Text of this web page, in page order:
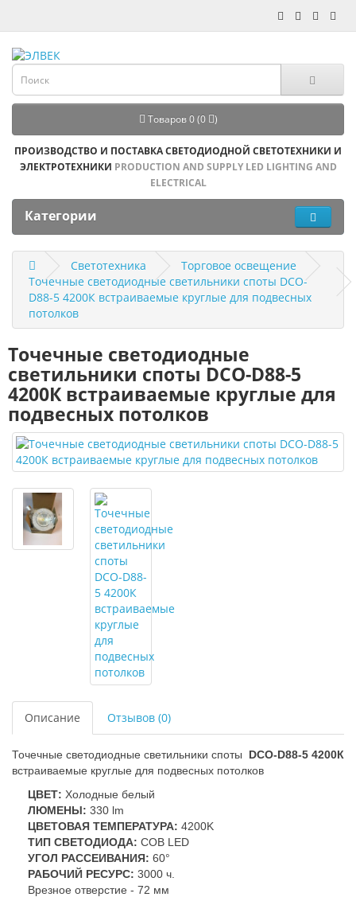
Товаров 0 (0 )
ПРОИЗВОДСТВО И ПОСТАВКА СВЕТОДИОДНОЙ СВЕТОТЕХНИКИ И
ЭЛЕКТРОТЕХНИКИ PRODUCTION AND SUPPLY LED LIGHTING AND
ELECTRICAL
Категории
Светотехника
Торговое освещение
Точечные светодиодные светильники споты DCO-
D88-5 4200К встраиваемые круглые для подвесных
потолков
Точечные светодиодные
светильники споты DCO-D88-5
4200К встраиваемые круглые для
подвесных потолков
Описание Отзывов (0)
Точечные светодиодные светильники споты DCO-D88-5 4200К
встраиваемые круглые для подвесных потолков
ЦВЕТ: Холодные белый
ЛЮМЕНЫ: 330 lm
ЦВЕТОВАЯ ТЕМПЕРАТУРА: 4200K
ТИП СВЕТОДИОДА: COB LED
УГОЛ РАССЕИВАНИЯ: 60°
РАБОЧИЙ РЕСУРС: 3000 ч.
Врезное отверстие - 72 мм